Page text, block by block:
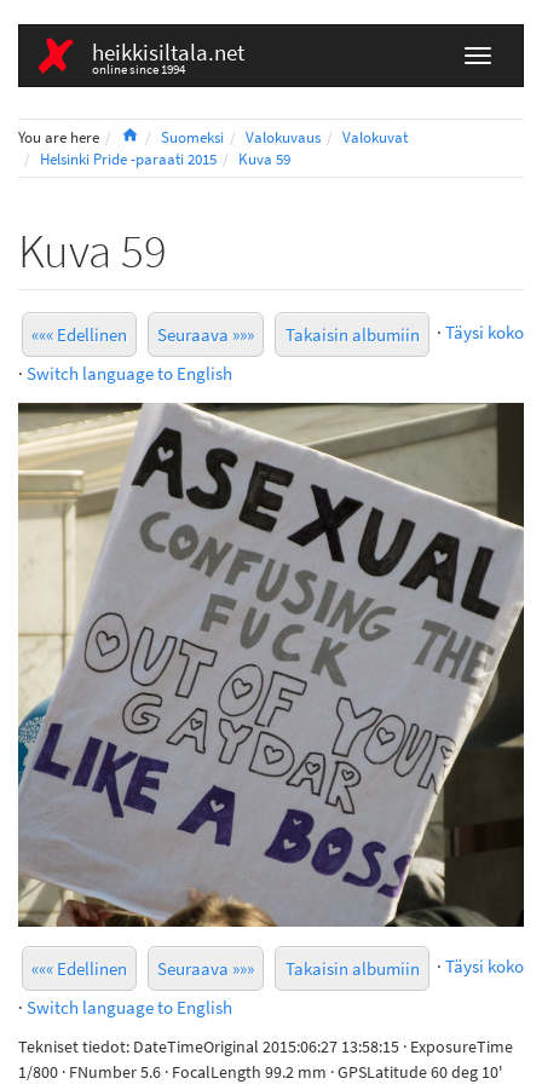
heikkisiltala.net
online since 1994
You are here HomeSuomeksi Valokuvaus
Valokuvat
Helsinki Pride -paraati 2015
Kuva 59
Kuva 59
««« Edellinen Seuraava »»» Takaisin albumiin · Täysi koko
· Switch language to English
««« Edellinen Seuraava »»» Takaisin albumiin · Täysi koko
· Switch language to English
Tekniset tiedot: DateTimeOriginal 2015:06:27 13:58:15 · ExposureTime
1/800 · FNumber 5.6 · FocalLength 99.2 mm · GPSLatitude 60 deg 10'